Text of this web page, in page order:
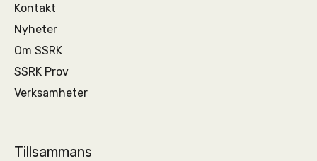
Kontakt
Nyheter
Om SSRK
SSRK Prov
Verksamheter
Tillsammans